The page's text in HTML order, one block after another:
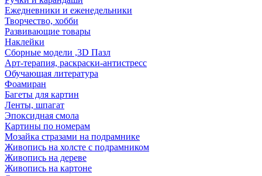
Ежедневники и еженедельники
Творчество, хобби
Развивающие товары
Наклейки
Сборные модели ,3D Пазл
Арт-терапия, раскраски-антистресс
Обучающая литература
Фоамиран
Багеты для картин
Ленты, шпагат
Эпоксидная смола
Картины по номерам
Мозайка стразами на подрамнике
Живопись на холсте с подрамником
Живопись на дереве
Живопись на картоне